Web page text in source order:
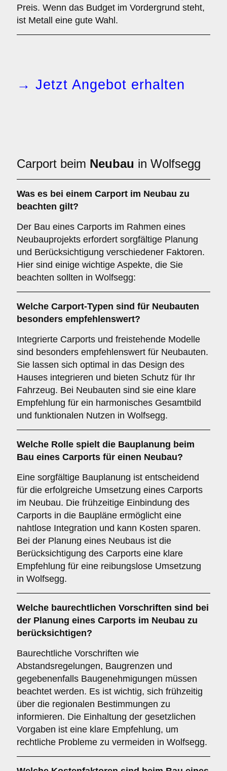
Preis. Wenn das Budget im Vordergrund steht,
ist Metall eine gute Wahl.
→ Jetzt Angebot erhalten
Carport beim Neubau in Wolfsegg
Was es bei einem Carport im Neubau zu
beachten gilt?
Der Bau eines Carports im Rahmen eines
Neubauprojekts erfordert sorgfältige Planung
und Berücksichtigung verschiedener Faktoren.
Hier sind einige wichtige Aspekte, die Sie
beachten sollten in Wolfsegg:
Welche Carport-Typen sind für Neubauten
besonders empfehlenswert?
Integrierte Carports und freistehende Modelle
sind besonders empfehlenswert für Neubauten.
Sie lassen sich optimal in das Design des
Hauses integrieren und bieten Schutz für Ihr
Fahrzeug. Bei Neubauten sind sie eine klare
Empfehlung für ein harmonisches Gesamtbild
und funktionalen Nutzen in Wolfsegg.
Welche Rolle spielt die Bauplanung beim
Bau eines Carports für einen Neubau?
Eine sorgfältige Bauplanung ist entscheidend
für die erfolgreiche Umsetzung eines Carports
im Neubau. Die frühzeitige Einbindung des
Carports in die Baupläne ermöglicht eine
nahtlose Integration und kann Kosten sparen.
Bei der Planung eines Neubaus ist die
Berücksichtigung des Carports eine klare
Empfehlung für eine reibungslose Umsetzung
in Wolfsegg.
Welche baurechtlichen Vorschriften sind bei
der Planung eines Carports im Neubau zu
berücksichtigen?
Baurechtliche Vorschriften wie
Abstandsregelungen, Baugrenzen und
gegebenenfalls Baugenehmigungen müssen
beachtet werden. Es ist wichtig, sich frühzeitig
über die regionalen Bestimmungen zu
informieren. Die Einhaltung der gesetzlichen
Vorgaben ist eine klare Empfehlung, um
rechtliche Probleme zu vermeiden in Wolfsegg.